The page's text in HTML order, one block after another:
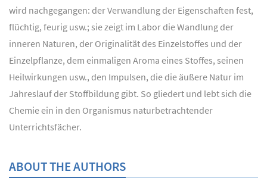
wird nachgegangen: der Verwandlung der Eigenschaften fest,
flüchtig, feurig usw.; sie zeigt im Labor die Wandlung der
inneren Naturen, der Originalität des Einzelstoffes und der
Einzelpflanze, dem einmaligen Aroma eines Stoffes, seinen
Heilwirkungen usw., den Impulsen, die die äußere Natur im
Jahreslauf der Stoffbildung gibt. So gliedert und lebt sich die
Chemie ein in den Organismus naturbetrachtender
Unterrichtsfächer.
ABOUT THE AUTHORS